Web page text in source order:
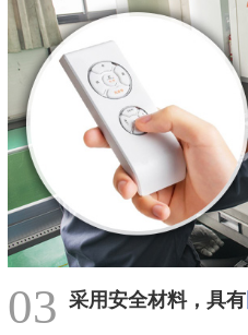
03 采用安全材料，具有